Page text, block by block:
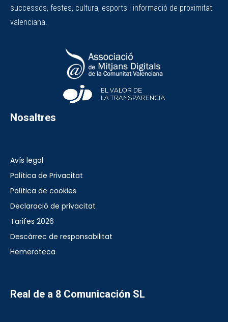
successos, festes, cultura, esports i informació de proximitat
valenciana.
Nosaltres
Avís legal
Política de Privacitat
Política de cookies
Declaració de privacitat
Tarifes 2026
Descàrrec de responsabilitat
Hemeroteca
Real de a 8 Comunicación SL